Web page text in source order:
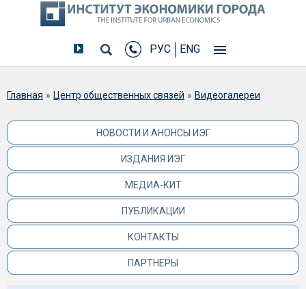
РУС ENG
Вы здесь
Главная » Центр общественных связей » Видеогалереи
НОВОСТИ И АНОНСЫ ИЭГ
ИЗДАНИЯ ИЭГ
МЕДИА-КИТ
ПУБЛИКАЦИИ
КОНТАКТЫ
ПАРТНЕРЫ